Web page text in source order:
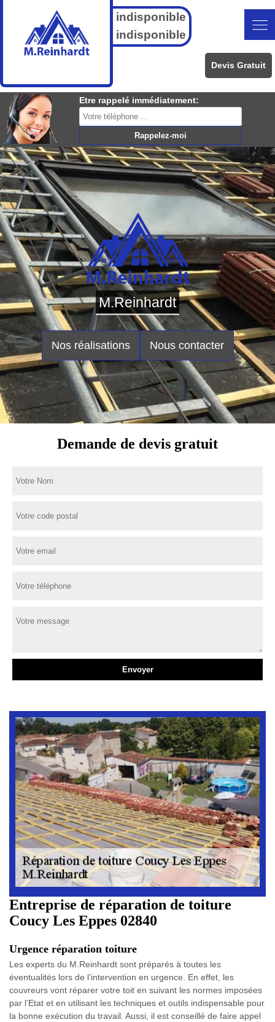
indisponible
indisponible
Devis Gratuit
Etre rappelé immédiatement:
M.Reinhardt
Nos réalisations Nous contacter
Demande de devis gratuit
Entreprise de réparation de toiture
Coucy Les Eppes 02840
Urgence réparation toiture
Les experts du M.Reinhardt sont préparés à toutes les
éventualités lors de l’intervention en urgence. En effet, les
couvreurs vont réparer votre toit en suivant les normes imposées
par l’Etat et en utilisant les techniques et outils indispensable pour
la bonne exécution du travail. Aussi, il est conseillé de faire appel